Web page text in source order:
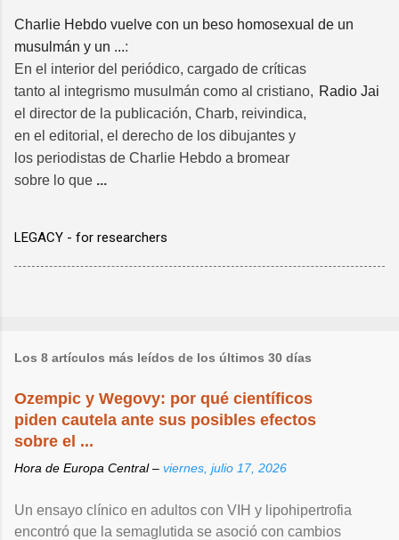
Charlie Hebdo vuelve con un beso homosexual de un
musulmán y un ...:
En el interior del periódico, cargado de críticas
tanto al integrismo musulmán como al cristiano,
el director de la publicación, Charb, reivindica,
en el editorial, el derecho de los dibujantes y
los periodistas de Charlie Hebdo a bromear
sobre lo que ...
Radio Jai
LEGACY - for researchers
Los 8 artículos más leídos de los últimos 30 días
Ozempic y Wegovy: por qué científicos
piden cautela ante sus posibles efectos
sobre el ...
Hora de Europa Central – viernes, julio 17, 2026
Un ensayo clínico en adultos con VIH y lipohipertrofia
encontró que la semaglutida se asoció con cambios